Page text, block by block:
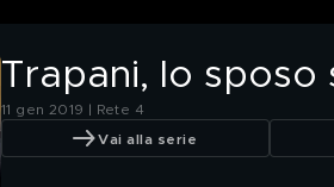
Trapani, lo sposo
11 gen 2019 | Rete 4
Vai alla serie